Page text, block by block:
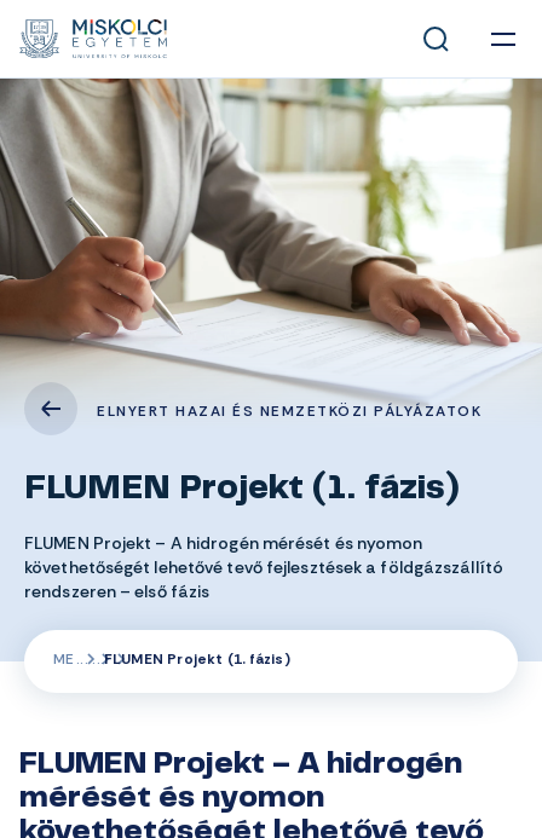
ELNYERT HAZAI ÉS NEMZETKÖZI PÁLYÁZATOK
FLUMEN Projekt (1. fázis)
FLUMEN Projekt – A hidrogén mérését és nyomon
követhetőségét lehetővé tevő fejlesztések a földgázszállító
rendszeren – első fázis
ME FLUMEN Projekt (1. fázis)
FLUMEN Projekt – A hidrogén
mérését és nyomon
követhetőségét lehetővé tevő